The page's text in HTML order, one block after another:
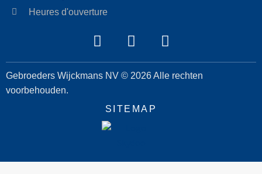
Heures d'ouverture
Gebroeders Wijckmans NV © 2026 Alle rechten
voorbehouden.
SITEMAP